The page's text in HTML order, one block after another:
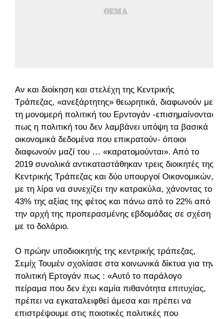
Αν και διοίκηση και στελέχη της Κεντρικής
Τράπεζας, «ανεξάρτητης» θεωρητικά, διαφωνούν με
τη μονομερή πολιτική του Ερντογάν -επισημαίνοντας
πως η πολιτική του δεν λαμβάνει υπόψη τα βασικά
οικονομικά δεδομένα που επικρατούν- όποιοι
διαφωνούν μαζί του … «καρατομούνται». Από το
2019 συνολικά αντικαταστάθηκαν τρεις διοικητές της
Κεντρικής Τράπεζας και δύο υπουργοί Οικονομικών,
με τη λίρα να συνεχίζει την κατρακύλα, χάνοντας το
43% της αξίας της φέτος και πάνω από το 22% από
την αρχή της προπερασμένης εβδομάδας σε σχέση
με το δολάριο.
Ο πρώην υποδιοικητής της κεντρικής τράπεζας,
Σεμίχ Τουμέν σχολίασε στα κοινωνικά δίκτυα για την
πολιτική Ερτογάν πως : «Αυτό το παράλογο
πείραμα που δεν έχει καμία πιθανότητα επιτυχίας,
πρέπει να εγκαταλειφθεί άμεσα και πρέπει να
επιστρέψουμε στις ποιοτικές πολιτικές που